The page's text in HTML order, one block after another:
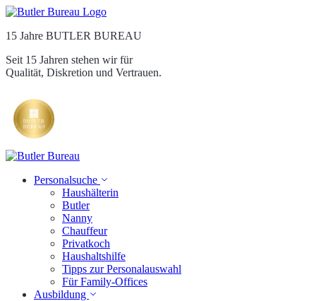
15 Jahre BUTLER BUREAU
Seit 15 Jahren stehen wir für
Qualität, Diskretion und Vertrauen.
Personalsuche
Haushälterin
Butler
Nanny
Chauffeur
Privatkoch
Haushaltshilfe
Tipps zur Personalauswahl
Für Family-Offices
Ausbildung